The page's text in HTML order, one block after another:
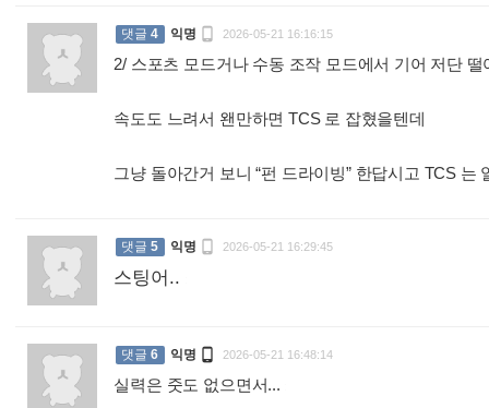
댓글 4 익명  2026-05-21 16:16:15
2/ 스포츠 모드거나 수동 조작 모드에서 기어 저단
속도도 느려서 왠만하면 TCS 로 잡혔을텐데
그냥 돌아간거 보니 “펀 드라이빙” 한답시고 TCS 는
댓글 5 익명  2026-05-21 16:29:45
스팅어..
댓글 6 익명  2026-05-21 16:48:14
실력은 줏도 없으면서...